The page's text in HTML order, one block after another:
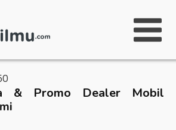
& Promo Dealer Mobil